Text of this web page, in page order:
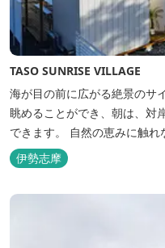
TASO SUNRISE VILLAGE
海が目の前に広がる絶景のサ
眺めることができ、朝は、対
できます。 自然の恵みに触れながら贅沢なひとときをお過ごしくだ
さい。 ウッドテラスでのバーベキューを楽しむこともでき、BBQ
初心者でも安心のガスBBQ台
を散策しながら海風を感じる
伊勢志摩